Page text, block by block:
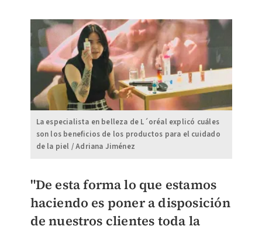
La especialista en belleza de L´oréal explicó cuáles
son los beneficios de los productos para el cuidado
de la piel / Adriana Jiménez
"De esta forma lo que estamos
haciendo es poner a disposición
de nuestros clientes toda la